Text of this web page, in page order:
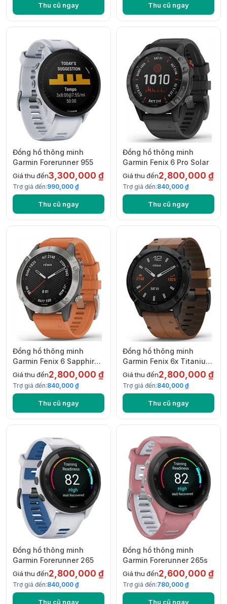
Thu cũ ngay Thu cũ ngay
Đồng hồ thông minh
Garmin Forerunner 955
Giá thu đến3,300,000 ₫
Trợ giá đến:990,000 ₫
Thu cũ ngay
Đồng hồ thông minh
Garmin Fenix 6 Pro Solar
Giá thu đến2,800,000 ₫
Trợ giá đến:840,000 ₫
Thu cũ ngay
Đồng hồ thông minh
Garmin Fenix 6 Sapphire
Titanium with Ember
Orange Band
Giá thu đến2,800,000 ₫
Trợ giá đến:840,000 ₫
Thu cũ ngay
Đồng hồ thông minh
Garmin Fenix 6x Titanium
Pro Solar
Giá thu đến2,800,000 ₫
Trợ giá đến:840,000 ₫
Thu cũ ngay
Đồng hồ thông minh
Garmin Forerunner 265
Giá thu đến2,800,000 ₫
Trợ giá đến:840,000 ₫
Thu cũ ngay
Đồng hồ thông minh
Garmin Forerunner 265s
Giá thu đến2,600,000 ₫
Trợ giá đến:780,000 ₫
Thu cũ ngay